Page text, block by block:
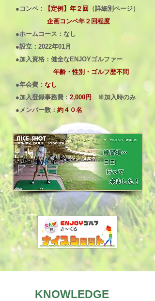
●コンペ：
【定例】年２回
（詳細別ページ）
企画コンペ年２回程度
●ホームコース：なし
​●設立：2022年01月
●加入資格：健全なENJOYゴルファー
年齢・性別・ゴルフ歴不問
●年会費： なし
●加入登録事務費：2,000円
※加入時のみ
●メンバー数： 約４０名
KNOWLEDGE